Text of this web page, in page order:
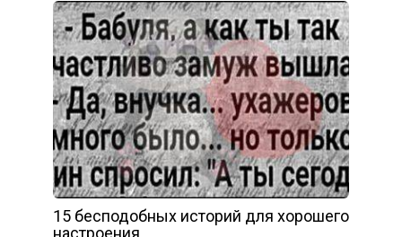
15 бесподобных историй для хорошего
настроения